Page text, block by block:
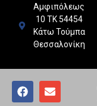
Αμφιπόλεως
10 ΤΚ 54454
Κάτω Τούμπα
Θεσσαλονίκη